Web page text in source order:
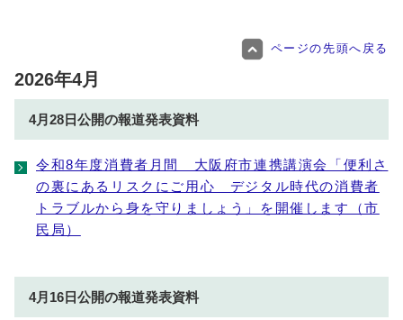
ページの先頭へ戻る
2026年4月
4月28日公開の報道発表資料
令和8年度消費者月間 大阪府市連携講演会「便利さ
の裏にあるリスクにご用心 デジタル時代の消費者
トラブルから身を守りましょう」を開催します（市
民局）
4月16日公開の報道発表資料